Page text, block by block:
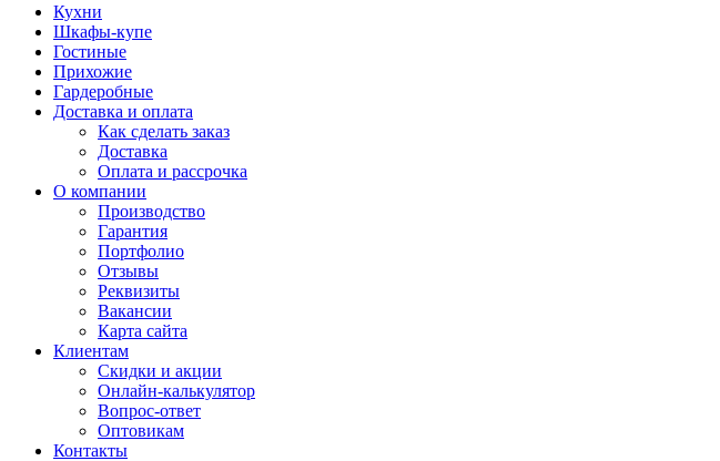
Кухни
Шкафы-купе
Гостиные
Прихожие
Гардеробные
Доставка и оплата
Как сделать заказ
Доставка
Оплата и рассрочка
О компании
Производство
Гарантия
Портфолио
Отзывы
Реквизиты
Вакансии
Карта сайта
Клиентам
Скидки и акции
Онлайн-калькулятор
Вопрос-ответ
Оптовикам
Контакты